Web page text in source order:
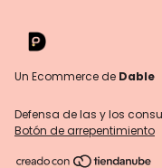
Un Ecommerce de Dable
Defensa de las y los
Botón de arrepentimiento